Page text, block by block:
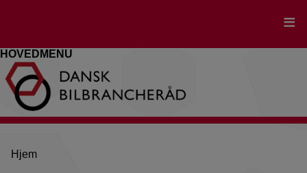
HOVEDMENU
Brødkrumme
Hjem